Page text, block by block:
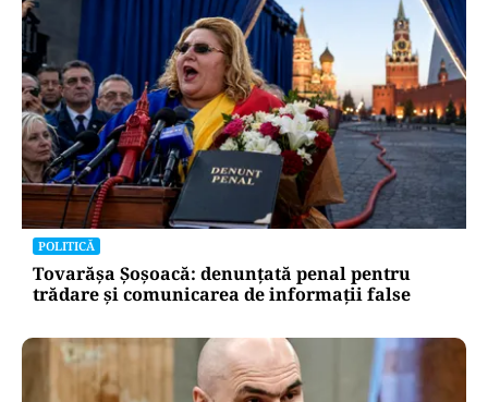
POLITICĂ
Tovarășa Șoșoacă: denunțată penal pentru
trădare și comunicarea de informații false